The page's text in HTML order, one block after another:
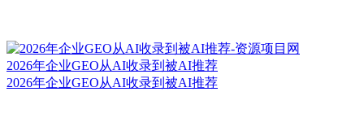
2026年企业GEO从AI收录到被AI推荐
2026年企业GEO从AI收录到被AI推荐